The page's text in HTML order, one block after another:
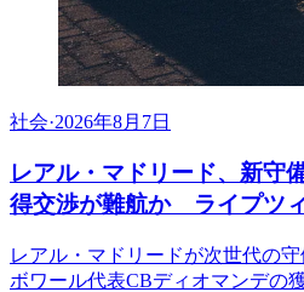
社会·2026年8月7日
レアル・マドリード、新守
得交渉が難航か ライプツ
レアル・マドリードが次世代の
ボワール代表CBディオマンデの